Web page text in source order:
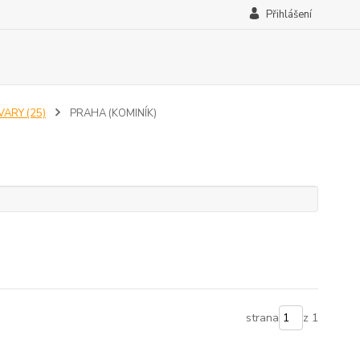
Přihlášení
(25) PRAHA (KOMINÍK)
strana z 1